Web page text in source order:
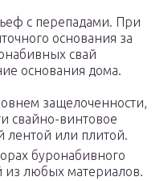
с перепадами. При
основания за
свай
основания дома.
защелоченности,
свайно-винтовое
лентой или плитой.
буронабивного
из любых материалов.